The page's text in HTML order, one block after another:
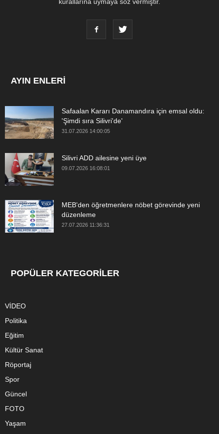
kurallarına uymaya söz vermiştir.
AYIN ENLERİ
Safaalan Kararı Danamandıra için emsal oldu:
'Şimdi sıra Silivri'de'
31.07.2026 14:00:05
Silivri ADD ailesine yeni üye
09.07.2026 16:08:01
MEB'den öğretmenlere nöbet görevinde yeni
düzenleme
27.07.2026 11:36:31
POPÜLER KATEGORİLER
VİDEO
Politika
Eğitim
Kültür Sanat
Röportaj
Spor
Güncel
FOTO
Yaşam